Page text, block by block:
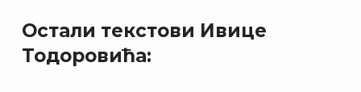
Остали текстови Ивице
Тодоровића: